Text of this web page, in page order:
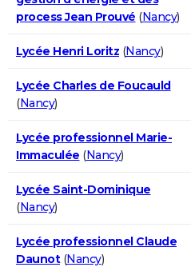
process Jean Prouvé (Nancy)
Lycée Henri Loritz (Nancy)
Lycée Charles de Foucauld
(Nancy)
Lycée professionnel Marie-
Immaculée (Nancy)
Lycée Saint-Dominique
(Nancy)
Lycée professionnel Claude
Daunot(Nancy)